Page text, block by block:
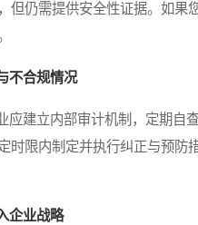
但仍需提供安全性证据。如
不合规情况
建立内部审计机制，定期自
时限内制定并执行纠正与预
企业战略